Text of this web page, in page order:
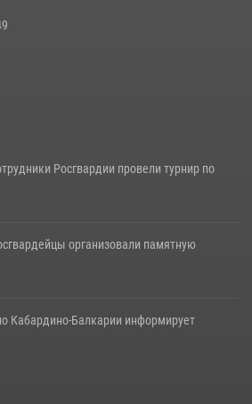
силовой поддержке Росгвардии изъяты
Росгвардии провели турнир по
организовали памятную
Кабардино-Балкарии информирует